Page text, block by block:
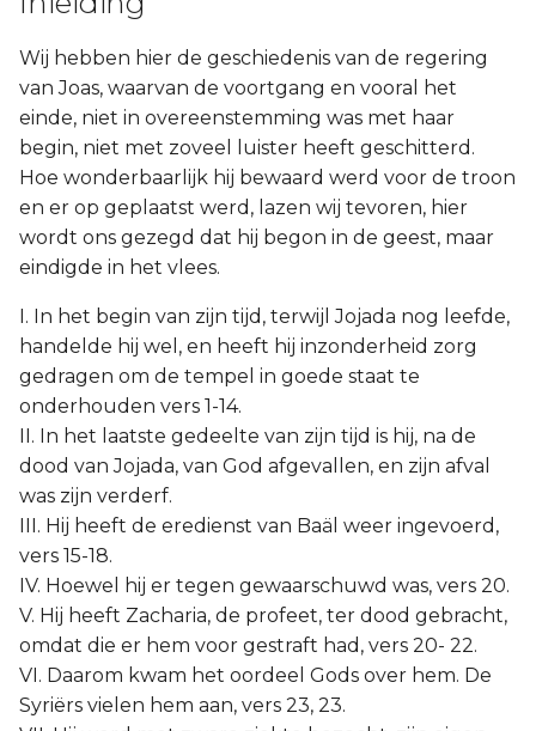
Wij hebben hier de geschiedenis van de regering
van Joas, waarvan de voortgang en vooral het
einde, niet in overeenstemming was met haar
begin, niet met zoveel luister heeft geschitterd.
Hoe wonderbaarlijk hij bewaard werd voor de troon
en er op geplaatst werd, lazen wij tevoren, hier
wordt ons gezegd dat hij begon in de geest, maar
eindigde in het vlees.
I. In het begin van zijn tijd, terwijl Jojada nog leefde,
handelde hij wel, en heeft hij inzonderheid zorg
gedragen om de tempel in goede staat te
onderhouden vers 1-14.
II. In het laatste gedeelte van zijn tijd is hij, na de
dood van Jojada, van God afgevallen, en zijn afval
was zijn verderf.
III. Hij heeft de eredienst van Baäl weer ingevoerd,
vers 15-18.
IV. Hoewel hij er tegen gewaarschuwd was, vers 20.
V. Hij heeft Zacharia, de profeet, ter dood gebracht,
omdat die er hem voor gestraft had, vers 20- 22.
VI. Daarom kwam het oordeel Gods over hem. De
Syriërs vielen hem aan, vers 23, 23.